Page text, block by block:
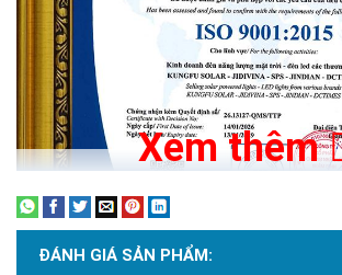
Xem thêm
ĐÁNH GIÁ SẢN PHẨM: